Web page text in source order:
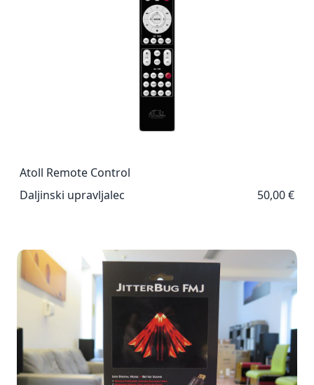
Atoll Remote Control
Daljinski upravljalec
50,00 €